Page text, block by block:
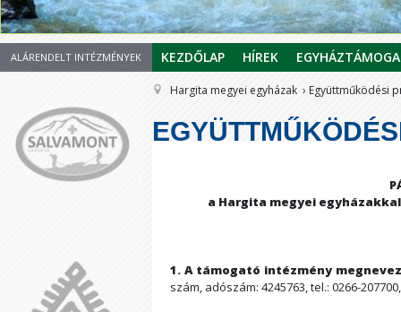
1234567
ALÁRENDELT INTÉZMÉNYEK KEZDŐLAP HÍREK
Hargita megyei egyházak Együttműködési
a Hargita megyei
1. A támogató intézmény
szám, adószám: 4245763, tel.: 0266-